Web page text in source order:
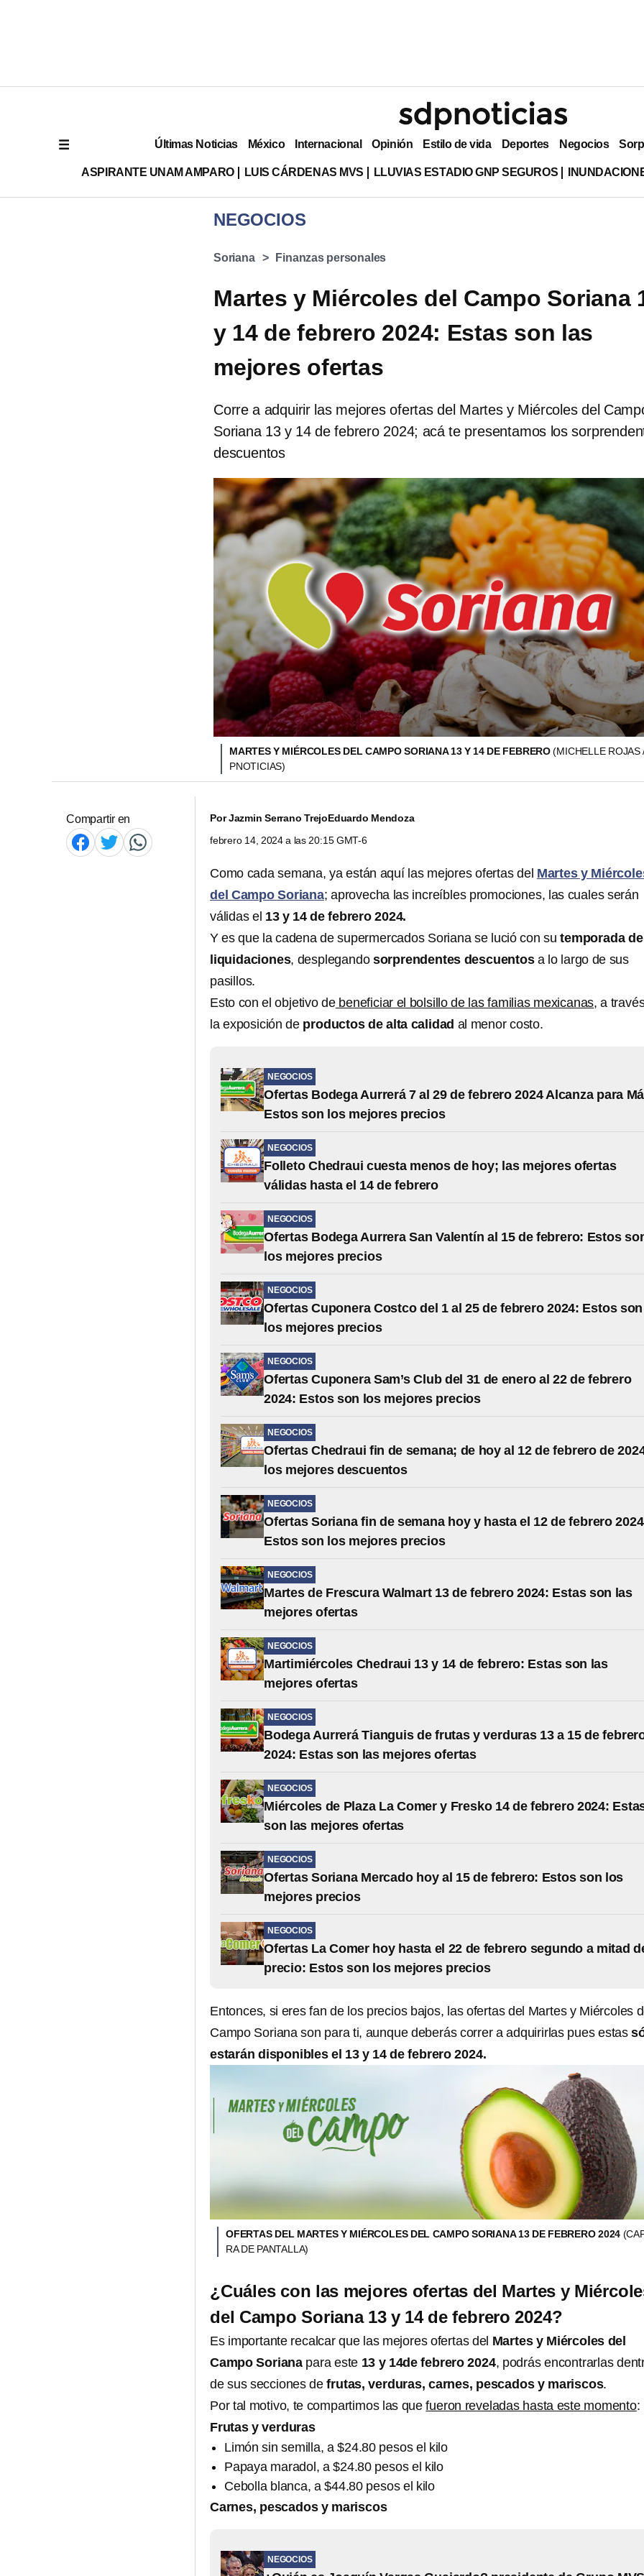
Últimas Noticias México Internacional Opinión Estilo de vida Deportes Negocios
ASPIRANTE UNAM AMPARO LUIS CÁRDENAS MVS LLUVIAS ESTADIO GNP SEGUROS
NEGOCIOS
Soriana Finanzas personales
Martes y Miércoles del Campo Soriana
y 14 de febrero 2024: Estas son las
mejores ofertas
Corre a adquirir las mejores ofertas del Martes y Miércoles del
Soriana 13 y 14 de febrero 2024; acá te presentamos los
descuentos
MARTES Y MIÉRCOLES DEL CAMPO SORIANA 13 Y 14 DE FEBRERO(MICHELLE ROJAS
PNOTICIAS)
Compartir en PorJazmin Serrano TrejoEduardo Mendoza
febrero 14, 2024 a las 20:15 GMT-6
Como cada semana, ya están aquí las mejores ofertas del Martes y
del Campo Soriana; aprovecha las increíbles promociones, las cuales serán
válidas el 13 y 14 de febrero 2024.
Y es que la cadena de supermercados Soriana se lució con sutemporada de
liquidaciones, desplegando sorprendentes descuentosa lo largo de sus
pasillos.
Esto con el objetivo debeneficiar el bolsillo de las familias mexicanas, a
la exposición de productos de alta calidad al menor costo.
NEGOCIOS
Ofertas Bodega Aurrerá 7 al 29 de febrero 2024 Alcanza para
Estos son los mejores precios
NEGOCIOS
Folleto Chedraui cuesta menos de hoy; las mejores ofertas
válidas hasta el 14 de febrero
NEGOCIOS
Ofertas Bodega Aurrera San Valentín al 15 de febrero: Estos
los mejores precios
NEGOCIOS
Ofertas Cuponera Costco del 1 al 25 de febrero 2024: Estos son
los mejores precios
NEGOCIOS
Ofertas Cuponera Sam’s Club del 31 de enero al 22 de febrero
2024: Estos son los mejores precios
NEGOCIOS
Ofertas Chedraui fin de semana; de hoy al 12 de febrero de
los mejores descuentos
NEGOCIOS
Ofertas Soriana fin de semana hoy y hasta el 12 de febrero
Estos son los mejores precios
NEGOCIOS
Martes de Frescura Walmart 13 de febrero 2024: Estas son las
mejores ofertas
NEGOCIOS
Martimiércoles Chedraui 13 y 14 de febrero: Estas son las
mejores ofertas
NEGOCIOS
Bodega Aurrerá Tianguis de frutas y verduras 13 a 15 de
2024: Estas son las mejores ofertas
NEGOCIOS
Miércoles de Plaza La Comer y Fresko 14 de febrero 2024:
son las mejores ofertas
NEGOCIOS
Ofertas Soriana Mercado hoy al 15 de febrero: Estos son los
mejores precios
NEGOCIOS
Ofertas La Comer hoy hasta el 22 de febrero segundo a mitad
precio: Estos son los mejores precios
Entonces, si eres fan de los precios bajos, las ofertas del Martes y Miércoles
Campo Soriana son para ti, aunque deberás correr a adquirirlas pues estas
estarán disponibles el 13 y 14 de febrero 2024.
OFERTAS DEL MARTES Y MIÉRCOLES DEL CAMPO SORIANA 13 DE FEBRERO 2024
RA DE PANTALLA)
¿Cuáles con las mejores ofertas del Martes y
del Campo Soriana 13 y 14 de febrero 2024?
Es importante recalcar que las mejores ofertas del Martes y Miércoles del
Campo Soriana para este 13 y 14de febrero 2024, podrás encontrarlas
de sus secciones defrutas, verduras, carnes, pescados y mariscos.
Por tal motivo, te compartimos las quefueron reveladas hasta este momento:
Frutas y verduras
Limón sin semilla, a $24.80 pesos el kilo
Papaya maradol, a $24.80 pesos el kilo
Cebolla blanca, a $44.80 pesos el kilo
Carnes, pescados y mariscos
NEGOCIOS